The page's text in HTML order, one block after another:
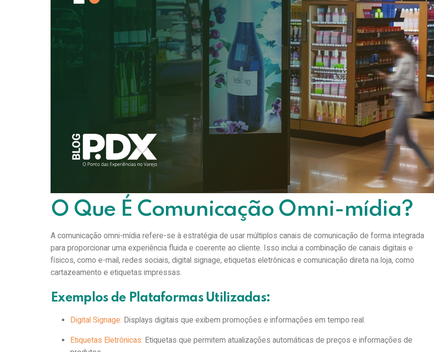
A Importância da Comunicação Omni-mídia no
Varejo Moderno
A Importância da Comunicação Omnimídia no Varejo Moderno
Na era digital, a experiência do cliente no varejo passou a ser mais complexa e exigente. Para se destacar nesse
ambiente competitivo, as empresas precisam ir além das comunicações tradicionais e adotar uma abordagem
Omni-Mídia. A comunicação omni-mídia integra diferentes canais e plataformas, ou seja, comunicação em todas
as mídias, criando uma mensagem consistente e envolvente em todos os pontos de contato. Neste artigo,
discutiremos como a comunicação omni-mídia pode melhorar a experiência do cliente nas lojas físicas,
destacando suas vantagens, práticas recomendadas e exemplos do setor.
O Que É Comunicação Omni-mídia?
A comunicação omni-mídia refere-se à estratégia de usar múltiplos canais de comunicação de forma integrada
para proporcionar uma experiência fluida e coerente ao cliente. Isso inclui a combinação de canais digitais e
físicos, como e-mail, redes sociais, digital signage, etiquetas eletrônicas e comunicação direta na loja, como
cartazeamento e etiquetas impressas.
Exemplos de Plataformas Utilizadas:
Digital Signage: Displays digitais que exibem promoções e informações em tempo real.
Etiquetas Eletrônicas: Etiquetas que permitem atualizações automáticas de preços e informações de